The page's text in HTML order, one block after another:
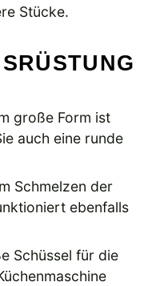
Stücke.
große Form ist
auch eine runde
Schmelzen der
ebenfalls
Schüssel für die